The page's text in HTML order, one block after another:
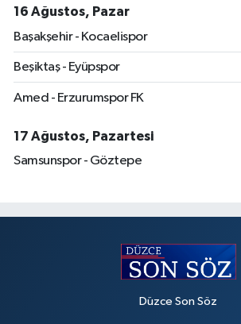
16 Ağustos, Pazar
Başakşehir - Kocaelispor
Beşiktaş - Eyüpspor
Amed - Erzurumspor FK
17 Ağustos, Pazartesi
Samsunspor - Göztepe
Düzce Son Söz